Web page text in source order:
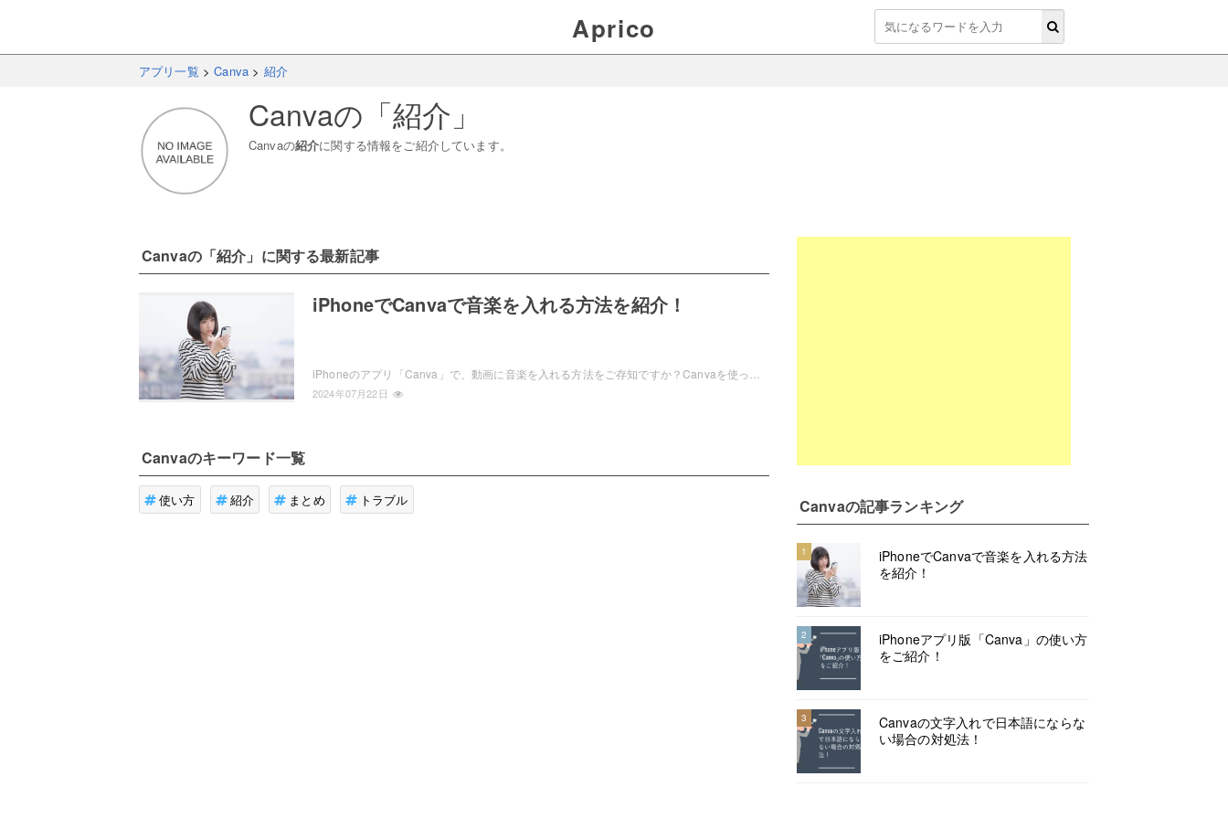
Aprico
アプリ一覧 >Canva > 紹介
Canvaの「紹介 」
Canvaの紹介に関する情報をご紹介しています。
Canvaの「紹介 」に関する最新記事
iPhoneでCanvaで音楽を入れる方法を紹介！
2024年07月22日
Canvaのキーワード一覧
使い方 紹介 まとめ トラブル Canvaの記事ランキング
1
iPhoneでCanvaで音楽を入れる方法
を紹介！
2
iPhoneアプリ版「Canva」の使い方
をご紹介！
3
Canvaの文字入れで日本語にならな
い場合の対処法！